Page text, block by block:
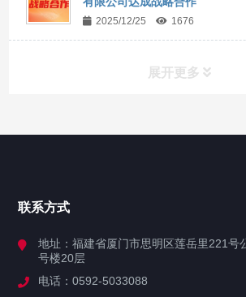
2025/12/25 1676
展开更多
网站导航
联系方式
地址：福建省厦门市思明区莲岳里221号
号楼20层
电话：0592-5033088